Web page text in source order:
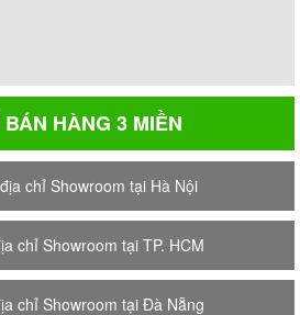
HÀNG 3 MIỀN
chỉ Showroom tại Hà Nội
chỉ Showroom tại TP. HCM
chỉ Showroom tại Đà Nẵng